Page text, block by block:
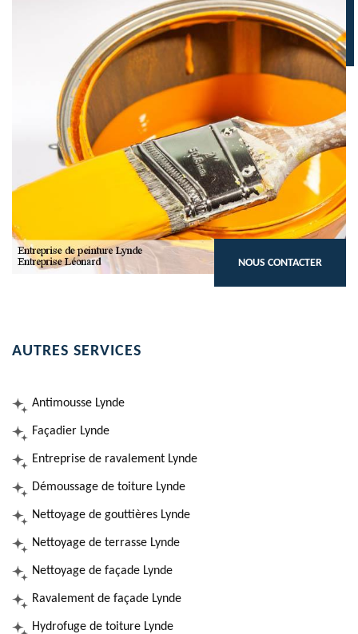
NOUS CONTACTER
AUTRES SERVICES
Antimousse Lynde
Façadier Lynde
Entreprise de ravalement Lynde
Démoussage de toiture Lynde
Nettoyage de gouttières Lynde
Nettoyage de terrasse Lynde
Nettoyage de façade Lynde
Ravalement de façade Lynde
Hydrofuge de toiture Lynde